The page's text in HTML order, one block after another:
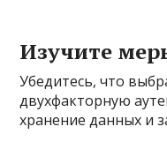
Изучите
Убедитесь, что
двухфакторную
хранение данных и